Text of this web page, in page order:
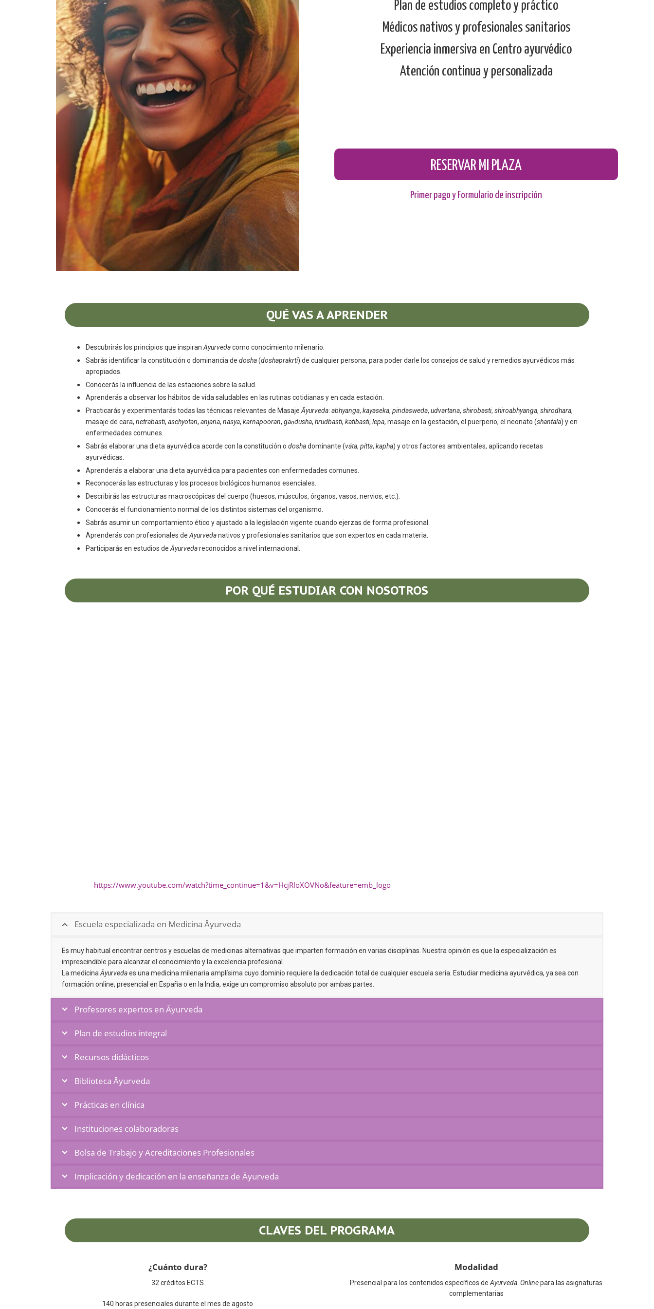
Plan de estudios completo y práctico
Médicos nativos y profesionales sanitarios
Experiencia inmersiva en Centro ayurvédico
Atención continua y personalizada
RESERVAR MI PLAZA
Primer pago y Formulario de inscripción
QUÉ VAS A APRENDER
Descubrirás los principios que inspiran Āyurvedacomo conocimiento milenario.
Sabrás identificar la constitución o dominancia de dosha(doshaprakrti) de cualquier persona, para poder darle los consejos de salud yremedios ayurvédicos más
apropiados.
Conocerás la influencia de las estaciones sobre la salud.
Aprenderás a observar los hábitos de vida saludables en las rutinas cotidianas y en cada estación.
Practicarás y experimentarás todas las técnicas relevantes de Masaje Āyurveda: abhyanga, kayaseka, pindasweda, udvartana, shirobasti, shiroabhyanga, shirodhara,
masaje de cara, netrabasti, aschyotan, anjana, nasya, karnapooran, gaṇdusha, hrudbasti, katibasti, lepa, masaje en la gestación, el puerperio, el neonato (shantala) y en
enfermedades comunes.
Sabrás elaborar una dieta ayurvédica acorde con la constitución o doshadominante (vāta, pitta, kapha) y otros factores ambientales, aplicando recetas
ayurvédicas
Aprenderás a elaborar una dieta ayurvédica para pacientes con enfermedades comunes.
Reconocerás las estructuras y los procesos biológicos humanos esenciales.
Describirás las estructuras macroscópicas del cuerpo (huesos, músculos, órganos, vasos, nervios, etc.).
Conocerás el funcionamiento normal de los distintos sistemas del organismo.
Sabrás asumir un comportamiento ético y ajustado a la legislación vigente cuando ejerzas de forma profesional.
Aprenderás con profesionales deĀyurvedanativos y profesionales sanitarios que son expertos en cada materia.
Participarás en estudios de Āyurvedareconocidos a nivel internacional.
POR QUÉ ESTUDIAR CON NOSOTROS
https://www.youtube.com/watch?time_continue=1&v=HcjRloXOVNo&feature=emb_logo
Escuela especializada en Medicina Āyurveda
Es muy habitual encontrar centros y escuelas de medicinas alternativas que imparten formación en varias disciplinas. Nuestra opinión es que la especialización es
imprescindible para alcanzar el conocimiento y la excelencia profesional.
La medicina Āyurvedaes una medicina milenaria amplísima cuyo dominio requiere la dedicación total de cualquier escuela seria. Estudiar medicina ayurvédica, ya sea con
formación online, presencial en España o en la India, exige un compromiso absoluto por ambas partes.
Profesores expertos en Āyurveda
Plan de estudios integral
Recursos didácticos
Biblioteca Āyurveda
Prácticas en clínica
Instituciones colaboradoras
Bolsa de Trabajo y Acreditaciones Profesionales
Implicación y dedicación en la enseñanza de Āyurveda
CLAVES DEL PROGRAMA
¿Cuánto dura?
32 créditos ECTS
140 horas presenciales durante el mes de agosto
Modalidad
Presencial para los contenidos específicos deAyurveda. Onlinepara las asignaturas
complementarias